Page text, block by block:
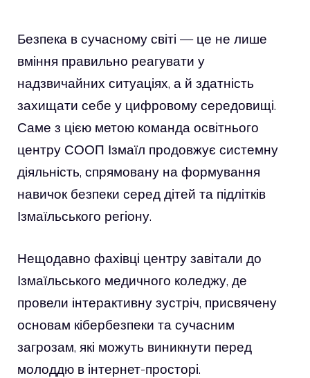
Безпека в сучасному світі — це не лише
вміння правильно реагувати у
надзвичайних ситуаціях, а й здатність
захищати себе у цифровому середовищі.
Саме з цією метою команда освітнього
центру СООП Ізмаїл продовжує системну
діяльність, спрямовану на формування
навичок безпеки серед дітей та підлітків
Ізмаїльського регіону.
Нещодавно фахівці центру завітали до
Ізмаїльського медичного коледжу, де
провели інтерактивну зустріч, присвячену
основам кібербезпеки та сучасним
загрозам, які можуть виникнути перед
молоддю в інтернет-просторі.